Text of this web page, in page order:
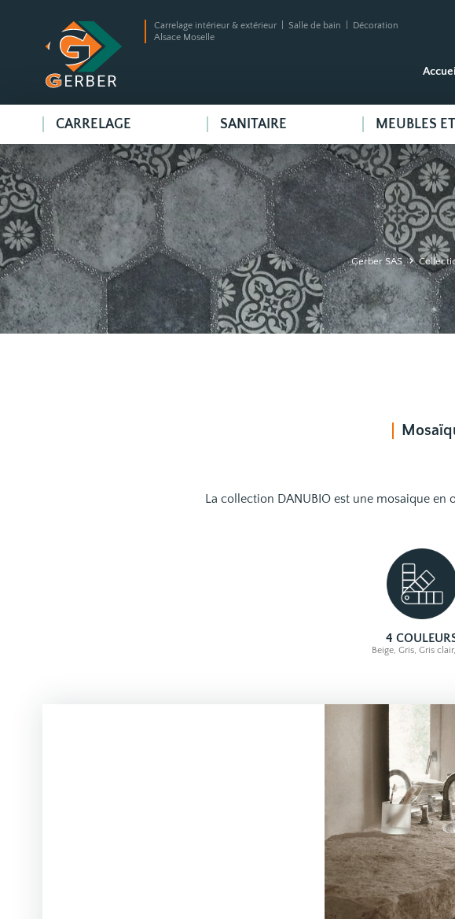
Carrelage intérieur & extérieur | Salle de bain | Décoration
Alsace Moselle
Accueil
CARRELAGE SANITAIRE MEUBLES
Gerber SAS
La collection DANUBIO est une mosaique
4
Beige, Gris, Gris